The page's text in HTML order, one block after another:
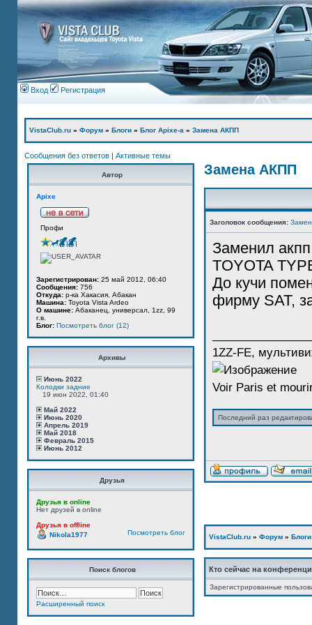
Вход Регистрация
VistaClub.ru » Форум » Блоги » Блог Apixe-а » Замена АКПП
Сообщения без ответов | Активные темы
Автор
Apixe
Профи
Зарегистрирован: 25 май 2012, 06:40
Сообщения: 756
Откуда: р-ка Хакасия, Абакан
Машина: Toyota Vista Ardeo
О машине: Абаканец, универсал, 1zz, 99
г.в.
Блог: Посмотреть блог (12)
Архивы
Июнь 2022
Колодки задние
19 июн 2022, 01:40
Май 2022
Июнь 2020
Апрель 2019
Май 2018
Февраль 2015
Июнь 2012
Друзья
Друзья в online
Нет друзей в online
Друзья в offline
Посмотреть блог
Nikola1977
Поиск блогов
Расширенный поиск
Замена АКПП
Заголовок сообщения:
Заменил
TOYOTA
До кучи
фирму SAT,
1ZZ-FE,
Voir Paris et
Последний раз
VistaClub.ru » Форум » Блоги
Кто сейчас на
Зарегистрированные